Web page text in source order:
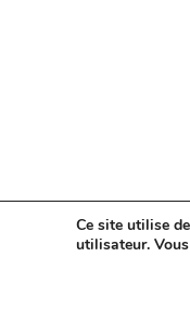
Ce site utilise
utilisateur.